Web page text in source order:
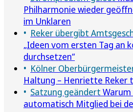
Philharmonie wieder
im Unklaren
Reker übergibt
„Ideen vom ersten Tag an
durchsetzen“
Kölner
Haltung – Henriette Reker
Satzung geändert
automatisch Mitglied bei